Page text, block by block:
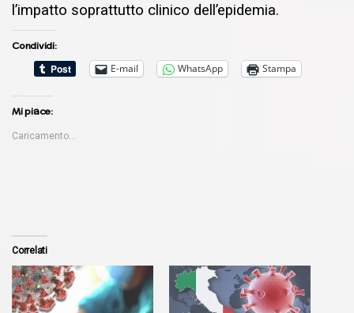
l’impatto soprattutto clinico dell’epidemia.
Condividi:
E-mail
WhatsApp Stampa
Mi piace:
Caricamento...
Correlati